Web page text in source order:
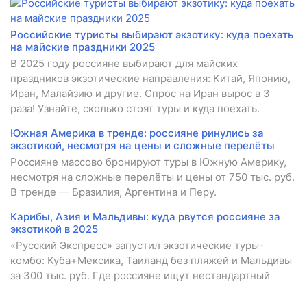
Российские туристы выбирают экзотику: куда поехать
на майские праздники 2025
В 2025 году россияне выбирают для майских
праздников экзотические направления: Китай, Японию,
Иран, Малайзию и другие. Спрос на Иран вырос в 3
раза! Узнайте, сколько стоят туры и куда поехать.
Южная Америка в тренде: россияне ринулись за
экзотикой, несмотря на цены и сложные перелёты
Россияне массово бронируют туры в Южную Америку,
несмотря на сложные перелёты и цены от 750 тыс. руб.
В тренде — Бразилия, Аргентина и Перу.
Карибы, Азия и Мальдивы: куда рвутся россияне за
экзотикой в 2025
«Русский Экспресс» запустил экзотические туры-
комбо: Куба+Мексика, Таиланд без пляжей и Мальдивы
за 300 тыс. руб. Где россияне ищут нестандартный